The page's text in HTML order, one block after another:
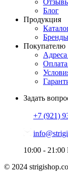
Блог
Продукция
Бренды
Покупателю
Оплата
Задать
+7 (921)
10:00 - 21:00
© 2024